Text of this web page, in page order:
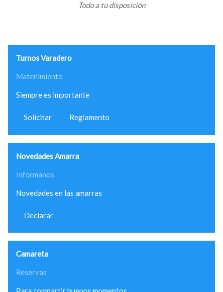
Todo a tu disposición
Turnos Varadero
Matenimiento
Siempre es importante
Solicitar Reglamento
Novedades Amarra
Informanos
Novedades en las amarras
Declarar
Camareta
Reservas